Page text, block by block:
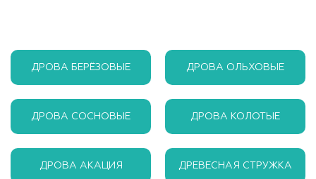
ДРОВА БЕРЁЗОВЫЕ ДРОВА ОЛЬХОВЫЕ
ДРОВА СОСНОВЫЕ ДРОВА КОЛОТЫЕ
ДРОВА АКАЦИЯ ДРЕВЕСНАЯ СТРУЖКА